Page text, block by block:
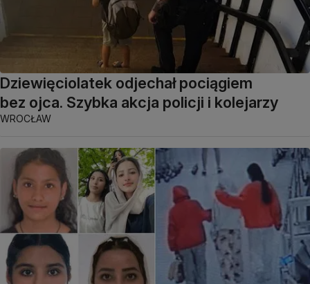
Dziewięciolatek odjechał pociągiem
bez ojca. Szybka akcja policji i kolejarzy
WROCŁAW